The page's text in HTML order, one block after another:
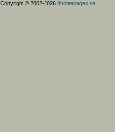
Copyright © 2002-2026 4homepages.de